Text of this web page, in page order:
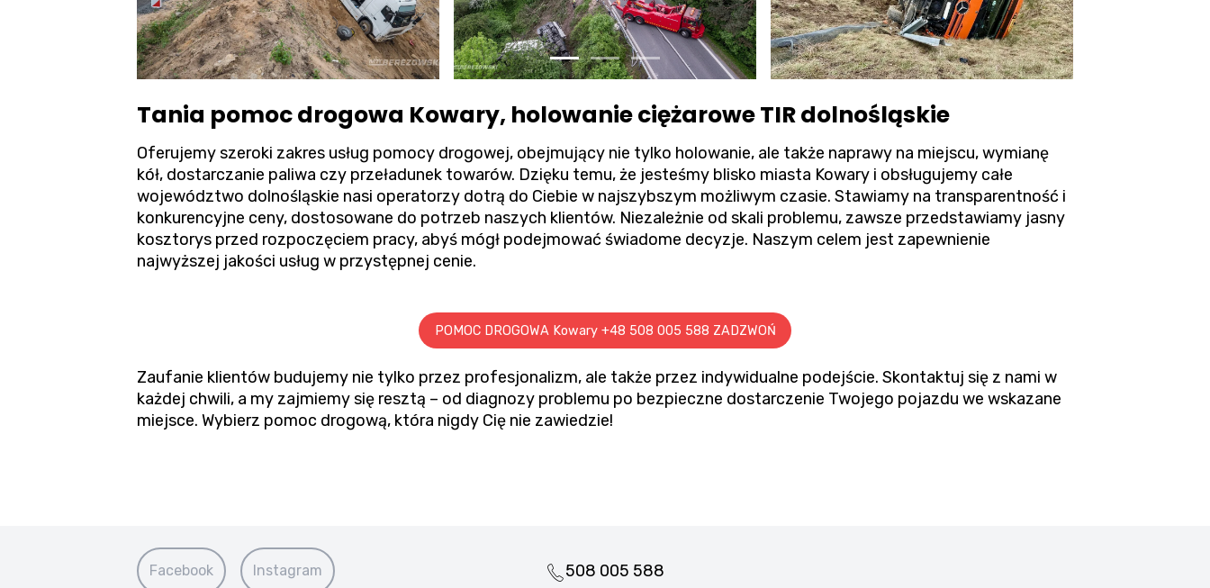
Tania pomoc drogowa Kowary, holowanie ciężarowe TIR dolnośląskie
Oferujemy szeroki zakres usług pomocy drogowej, obejmujący nie tylko holowanie, ale także naprawy na miejscu, wymianę
kół, dostarczanie paliwa czy przeładunek towarów. Dzięku temu, że jesteśmy blisko miasta Kowary i obsługujemy całe
województwo dolnośląskie nasi operatorzy dotrą do Ciebie w najszybszym możliwym czasie. Stawiamy na transparentność i
konkurencyjne ceny, dostosowane do potrzeb naszych klientów. Niezależnie od skali problemu, zawsze przedstawiamy jasny
kosztorys przed rozpoczęciem pracy, abyś mógł podejmować świadome decyzje. Naszym celem jest zapewnienie
najwyższej jakości usług w przystępnej cenie.
POMOC DROGOWA Kowary +48 508 005 588 ZADZWOŃ
Zaufanie klientów budujemy nie tylko przez profesjonalizm, ale także przez indywidualne podejście. Skontaktuj się z nami w
każdej chwili, a my zajmiemy się resztą – od diagnozy problemu po bezpieczne dostarczenie Twojego pojazdu we wskazane
miejsce. Wybierz pomoc drogową, która nigdy Cię nie zawiedzie!
Facebook Instagram 508 005 588